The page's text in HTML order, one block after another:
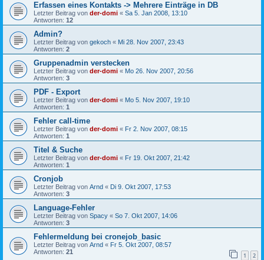
Erfassen eines Kontakts -> Mehrere Einträge in DB
Letzter Beitrag von der-domi « Sa 5. Jan 2008, 13:10
Antworten: 12
Admin?
Letzter Beitrag von gekoch « Mi 28. Nov 2007, 23:43
Antworten: 2
Gruppenadmin verstecken
Letzter Beitrag von der-domi « Mo 26. Nov 2007, 20:56
Antworten: 3
PDF - Export
Letzter Beitrag von der-domi « Mo 5. Nov 2007, 19:10
Antworten: 1
Fehler call-time
Letzter Beitrag von der-domi « Fr 2. Nov 2007, 08:15
Antworten: 1
Titel & Suche
Letzter Beitrag von der-domi « Fr 19. Okt 2007, 21:42
Antworten: 1
Cronjob
Letzter Beitrag von Arnd « Di 9. Okt 2007, 17:53
Antworten: 3
Language-Fehler
Letzter Beitrag von Spacy « So 7. Okt 2007, 14:06
Antworten: 3
Fehlermeldung bei cronejob_basic
Letzter Beitrag von Arnd « Fr 5. Okt 2007, 08:57
Antworten: 21 1 2